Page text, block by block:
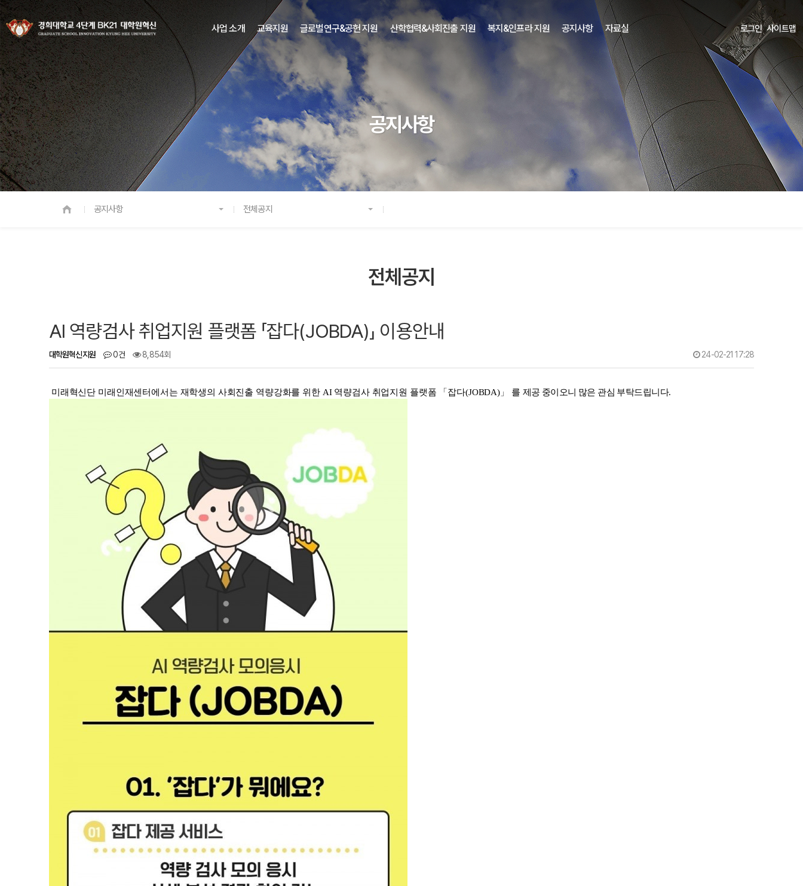
사업 소개 교육지원 글로벌연구&공헌 지원 산학협력&사회진출 지원 복지&인프라 지원 공지사항 자료실 로그인 사이트맵
공지사항
공지사항 전체공지
전체공지
AI 역량검사 취업지원 플랫폼 「잡다(JOBDA)」 이용안내
대학원혁신지원 0건 8,854회 24-02-21 17:28
미래혁신단 미래인재센터에서는 재학생의 사회진출 역량강화를 위한 AI 역량검사 취업지원 플랫폼 「 잡다(JOBDA)」 를 제공 중이오니 많은 관심 부탁드립니다.